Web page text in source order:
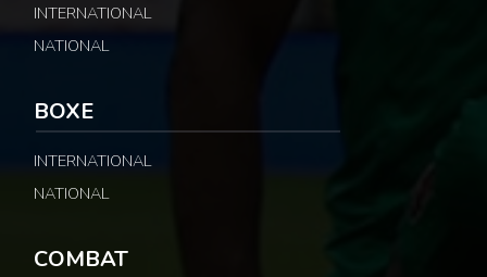
INTERNATIONAL
NATIONAL
BOXE
INTERNATIONAL
NATIONAL
COMBAT